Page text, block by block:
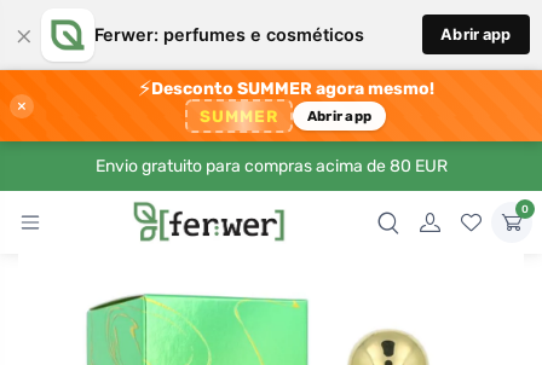
× Ferwer: perfumes e cosméticos Abrir app
×
⚡Desconto SUMMER agora mesmo!
SUMMER Abrir app
Envio gratuito para compras acima de 80 EUR
0